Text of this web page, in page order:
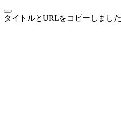
タイトルとURLをコピーしました